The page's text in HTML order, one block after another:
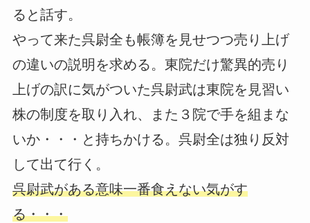
ると話す。
やって来た呉尉全も帳簿を見せつつ売り上げ
の違いの説明を求める。東院だけ驚異的売り
上げの訳に気がついた呉尉武は東院を見習い
株の制度を取り入れ、また３院で手を組まな
いか・・・と持ちかける。呉尉全は独り反対
して出て行く。
呉尉武がある意味一番食えない気がす
る・・・